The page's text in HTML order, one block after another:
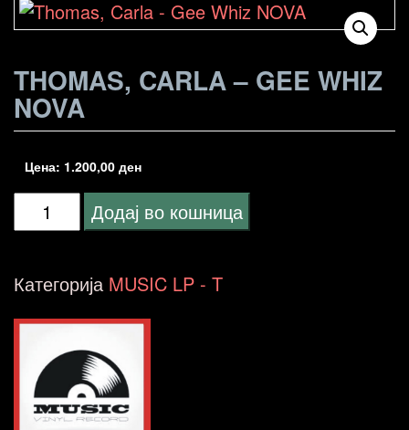
THOMAS, CARLA – GEE WHIZ
NOVA
Цена: 1.200,00 ден
Thomas,
-
NOVA
количина
Додај во кошница
Категорија MUSIC LP - T